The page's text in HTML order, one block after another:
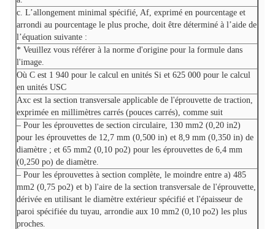
c. L’allongement minimal spécifié, Af, exprimé en pourcentage et
arrondi au pourcentage le plus proche, doit être déterminé à l’aide de
l’équation suivante :
* Veuillez vous référer à la norme d'origine pour la formule dans
l'image.
Où C est 1 940 pour le calcul en unités Si et 625 000 pour le calcul
en unités USC
Axc est la section transversale applicable de l'éprouvette de traction,
exprimée en millimètres carrés (pouces carrés), comme suit
– Pour les éprouvettes de section circulaire, 130 mm2 (0,20 in2)
pour les éprouvettes de 12,7 mm (0,500 in) et 8,9 mm (0,350 in) de
diamètre ; et 65 mm2 (0,10 po2) pour les éprouvettes de 6,4 mm
(0,250 po) de diamètre.
– Pour les éprouvettes à section complète, le moindre entre a) 485
mm2 (0,75 po2) et b) l'aire de la section transversale de l'éprouvette,
dérivée en utilisant le diamètre extérieur spécifié et l'épaisseur de
paroi spécifiée du tuyau, arrondie aux 10 mm2 (0,10 po2) les plus
proches.